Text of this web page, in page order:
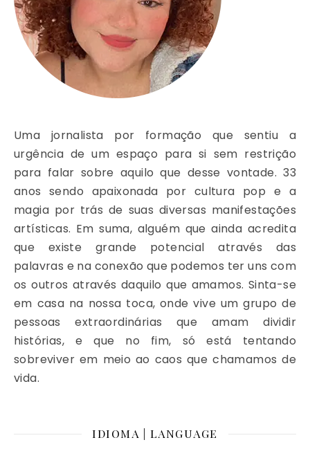
Uma jornalista por formação que sentiu a
urgência de um espaço para si sem restrição
para falar sobre aquilo que desse vontade. 33
anos sendo apaixonada por cultura pop e a
magia por trás de suas diversas manifestações
artísticas. Em suma, alguém que ainda acredita
que existe grande potencial através das
palavras e na conexão que podemos ter uns com
os outros através daquilo que amamos. Sinta-se
em casa na nossa toca, onde vive um grupo de
pessoas extraordinárias que amam dividir
histórias, e que no fim, só está tentando
sobreviver em meio ao caos que chamamos de
vida.
IDIOMA | LANGUAGE